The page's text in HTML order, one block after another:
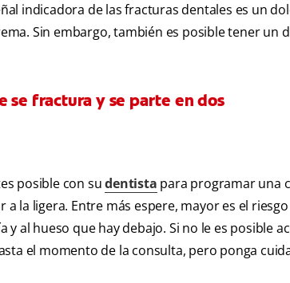
indicadora de las fracturas dentales es un
Sin embargo, también es posible tener un
se fractura y se parte en dos
posible con sudentista para programar una
la ligera. Entre más espere, mayor es el
y al hueso que hay debajo. Si no le es posible
el momento de la consulta, pero ponga